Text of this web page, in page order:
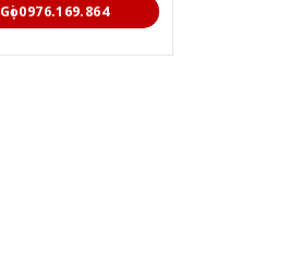
Gọi 0976.169.864